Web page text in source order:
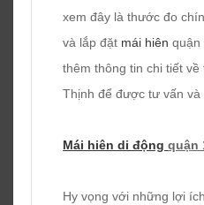
xem đây là thước đo
và lắp đặt mái hiên quận
thêm thông tin chi tiết
Thịnh để được tư vấn
Mái hiên di động quận
Hy vọng với những lợi